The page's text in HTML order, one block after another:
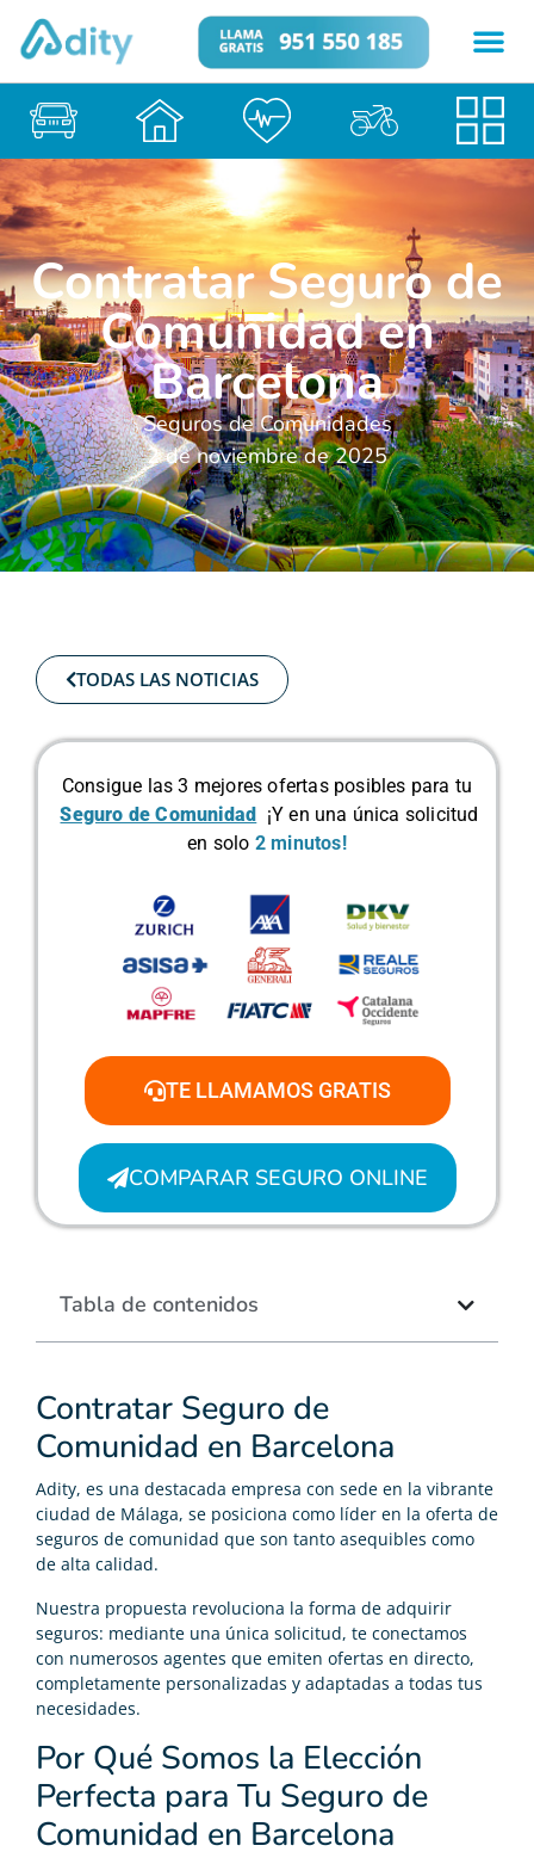
Contratar Seguro de
Comunidad en
Barcelona
Seguros de Comunidades
2 de noviembre de 2025
Contratar Seguro de
Comunidad en Barcelona
Adity, es una destacada empresa con sede en la vibrante
ciudad de Málaga, se posiciona como líder en la oferta de
seguros de comunidad que son tanto asequibles como
de alta calidad.
Nuestra propuesta revoluciona la forma de adquirir
seguros: mediante una única solicitud, te conectamos
con numerosos agentes que emiten ofertas en directo,
completamente personalizadas y adaptadas a todas tus
necesidades.
Por Qué Somos la Elección
Perfecta para Tu Seguro de
Comunidad en Barcelona
TODAS LAS NOTICIAS
Consigue las 3 mejores ofertas posibles para tu
Seguro de Comunidad ¡Y en una única solicitud
en solo 2 minutos!
TE LLAMAMOS GRATIS
COMPARAR SEGURO ONLINE
Tabla de contenidos